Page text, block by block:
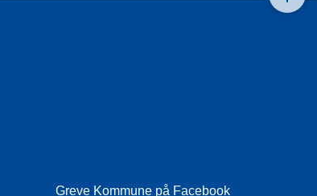
Greve Kommune på Facebook